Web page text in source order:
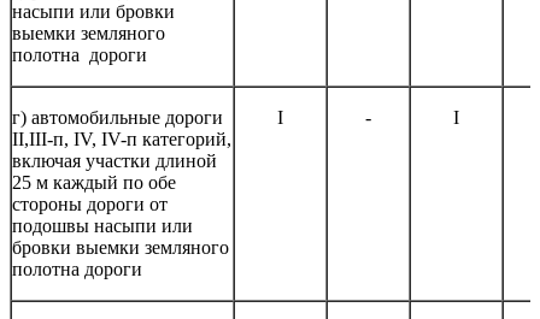
насыпи или бровки
выемки земляного
полотна дороги
г) автомобильные дороги
II,III-п, IV, IV-п категорий,
включая участки длиной
25 м каждый по обе
стороны дороги от
подошвы насыпи или
бровки выемки земляного
полотна дороги
I - I